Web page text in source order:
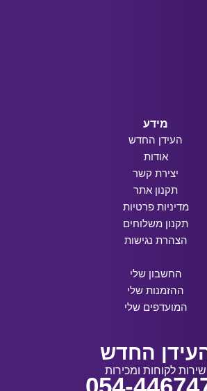
מידע
העידן החדש
אודות
יצירת קשר
תקנון אתר
מדיניות פרטיות
תקנון משלוחים
הצהרת נגישות
החשבון שלי
ההזמנות שלי
המועדפים שלי
החדש
שירות לקוחות ומכירות